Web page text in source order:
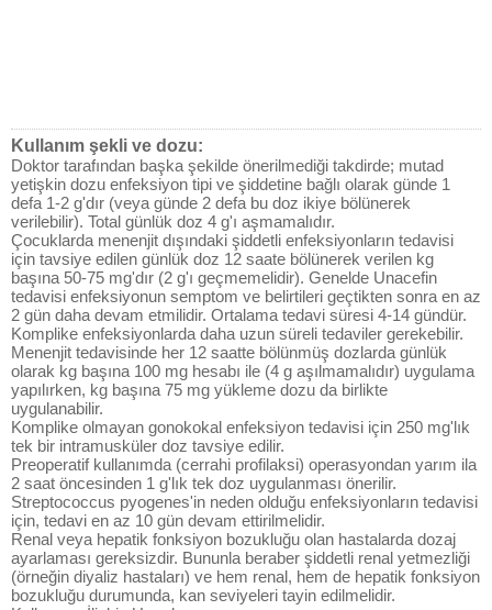
Kullanım şekli ve dozu:
Doktor tarafından başka şekilde önerilmediği takdirde; mutad
yetişkin dozu enfeksiyon tipi ve şiddetine bağlı olarak günde 1
defa 1-2 g'dır (veya günde 2 defa bu doz ikiye bölünerek
verilebilir). Total günlük doz 4 g'ı aşmamalıdır.
Çocuklarda menenjit dışındaki şiddetli enfeksiyonların tedavisi
için tavsiye edilen günlük doz 12 saate bölünerek verilen kg
başına 50-75 mg'dır (2 g'ı geçmemelidir). Genelde Unacefin
tedavisi enfeksiyonun semptom ve belirtileri geçtikten sonra en az
2 gün daha devam etmilidir. Ortalama tedavi süresi 4-14 gündür.
Komplike enfeksiyonlarda daha uzun süreli tedaviler gerekebilir.
Menenjit tedavisinde her 12 saatte bölünmüş dozlarda günlük
olarak kg başına 100 mg hesabı ile (4 g aşılmamalıdır) uygulama
yapılırken, kg başına 75 mg yükleme dozu da birlikte
uygulanabilir.
Komplike olmayan gonokokal enfeksiyon tedavisi için 250 mg'lık
tek bir intramusküler doz tavsiye edilir.
Preoperatif kullanımda (cerrahi profilaksi) operasyondan yarım ila
2 saat öncesinden 1 g'lık tek doz uygulanması önerilir.
Streptococcus pyogenes'in neden olduğu enfeksiyonların tedavisi
için, tedavi en az 10 gün devam ettirilmelidir.
Renal veya hepatik fonksiyon bozukluğu olan hastalarda dozaj
ayarlaması gereksizdir. Bununla beraber şiddetli renal yetmezliği
(örneğin diyaliz hastaları) ve hem renal, hem de hepatik fonksiyon
bozukluğu durumunda, kan seviyeleri tayin edilmelidir.